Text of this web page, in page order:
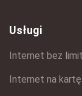
Usługi
Internet bez
Internet na kartę